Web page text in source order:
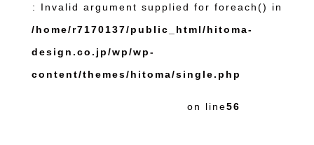
: Invalid argument supplied for foreach() in
/home/r7170137/public_html/hitoma-
design.co.jp/wp/wp-
content/themes/hitoma/single.php
on line56